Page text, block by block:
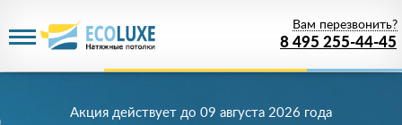
8 495 255-44-45
Вам перезвонить?
Акция действует до 09 августа 2026 года